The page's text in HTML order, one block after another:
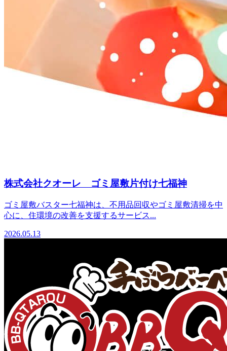
株式会社クオーレ ゴミ屋敷片付け七福神
ゴミ屋敷バスター七福神は、不用品回収やゴミ屋敷清掃を中
心に、住環境の改善を支援するサービス...
2026.05.13